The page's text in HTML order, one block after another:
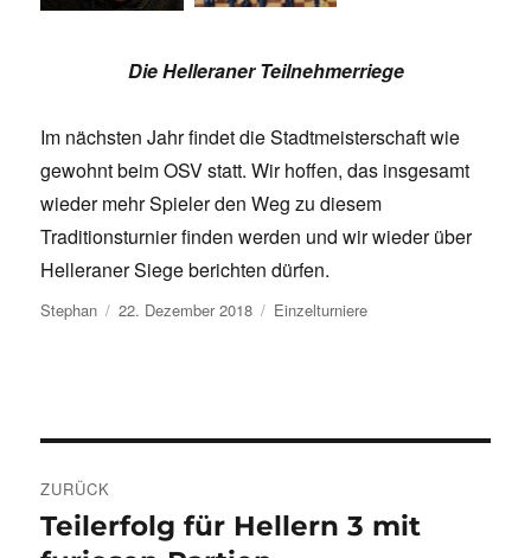
Die Helleraner Teilnehmerriege
Im nächsten Jahr findet die Stadtmeisterschaft wie
gewohnt beim OSV statt. Wir hoffen, das insgesamt
wieder mehr Spieler den Weg zu diesem
Traditionsturnier finden werden und wir wieder über
Helleraner Siege berichten dürfen.
Autor
Stephan Veröffentlicht
am
22. Dezember 2018 Kategorien
Einzelturniere
ZURÜCK
Vorheriger
Teilerfolg für Hellern 3 mit